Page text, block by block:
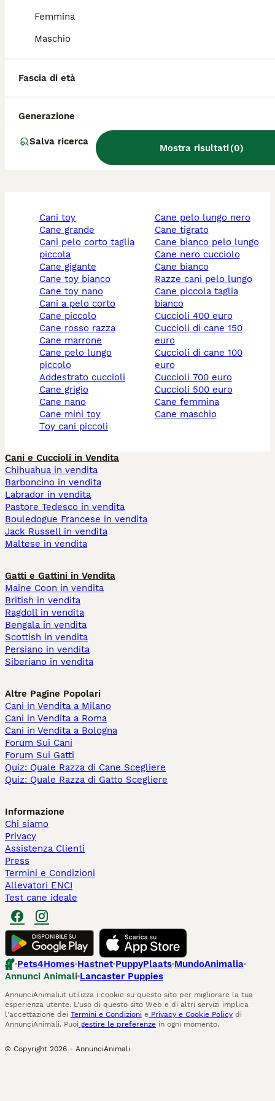
Femmina
Maschio
Fascia di età
Generazione
Salva ricerca
Mostra risultati(0)
Quali sono i difetti del
Leonberger?
Il Leonberger è aggressivo?
Il Leonberger sbava?
cani toy
cane grande
cani pelo corto taglia
piccola
cane gigante
cane toy bianco
cane toy nano
cani a pelo corto
cane piccolo
cane rosso razza
cane marrone
cane pelo lungo
piccolo
addestrato cuccioli
cane grigio
cane nano
cane mini toy
toy cani piccoli
cane pelo lungo nero
cane tigrato
cane bianco pelo lungo
cane nero cucciolo
cane bianco
razze cani pelo lungo
cane piccola taglia
bianco
cuccioli 400 euro
cuccioli di cane 150
euro
cuccioli di cane 100
euro
cuccioli 700 euro
cuccioli 500 euro
cane femmina
cane maschio
Cani e Cuccioli in Vendita
Chihuahua in vendita
Barboncino in vendita
Labrador in vendita
Pastore Tedesco in vendita
Bouledogue Francese in vendita
Jack Russell in vendita
Maltese in vendita
Gatti e Gattini in Vendita
Maine Coon in vendita
British in vendita
Ragdoll in vendita
Bengala in vendita
Scottish in vendita
Persiano in vendita
Siberiano in vendita
Altre Pagine Popolari
Cani in Vendita a Milano
Cani in Vendita a Roma
Cani in Vendita a Bologna
Forum Sui Cani
Forum Sui Gatti
Quiz: Quale Razza di Cane Scegliere
Quiz: Quale Razza di Gatto Scegliere
Informazione
Chi siamo
Privacy
Assistenza Clienti
Press
Termini e Condizioni
Allevatori ENCI
Test cane ideale
Pets4Homes Hastnet PuppyPlaats MundoAnimalia
Annunci Animali Lancaster Puppies
AnnunciAnimali.it utilizza i cookie su questo sito per migliorare la tua
esperienza utente. L'uso di questo sito Web e di altri servizi implica
l'accettazione dei Termini e Condizioni e Privacy e Cookie Policy di
AnnunciAnimali. Puoi gestire le preferenze in ogni momento.
© Copyright 2026 - AnnunciAnimali